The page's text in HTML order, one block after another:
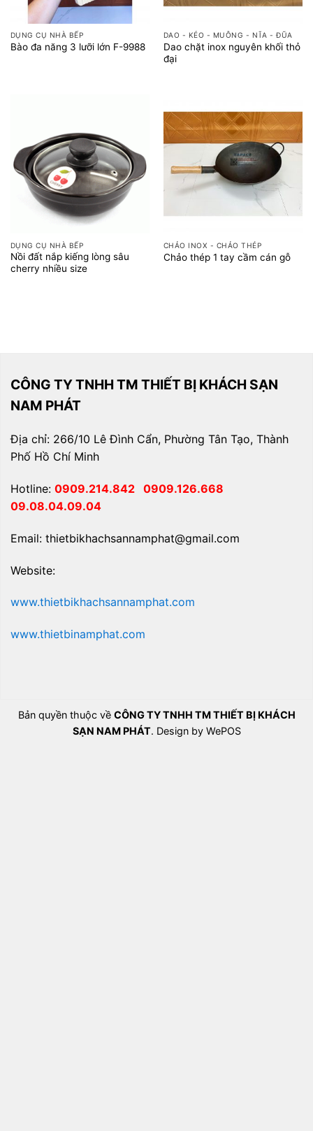
DỤNG CỤ NHÀ BẾP
Bào đa năng 3 lưỡi lớn F-9988
DAO - KÉO - MUỖNG - NĨA - ĐŨA
Dao chặt inox nguyên khối thỏ
đại
DỤNG CỤ NHÀ BẾP
Nồi đất nắp kiếng lòng sâu
cherry nhiều size
CHẢO INOX - CHẢO THÉP
Chảo thép 1 tay cầm cán gỗ
CÔNG TY TNHH TM THIẾT BỊ KHÁCH SẠN
NAM PHÁT
Địa chỉ: 266/10 Lê Đình Cẩn, Phường Tân Tạo, Thành
Phố Hồ Chí Minh
Hotline: 0909.214.842 0909.126.668
09.08.04.09.04
Email: thietbikhachsannamphat@gmail.com
Website:
www.thietbikhachsannamphat.com
www.thietbinamphat.com
Bản quyền thuộc về CÔNG TY TNHH TM THIẾT BỊ KHÁCH
SẠN NAM PHÁT. Design by WePOS